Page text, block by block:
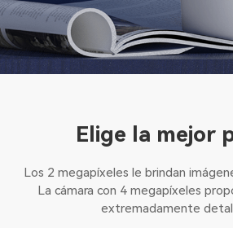
Elige la mejor
Los 2 megapíxeles le brindan
La cámara con 4 megapíxeles
extremadamente